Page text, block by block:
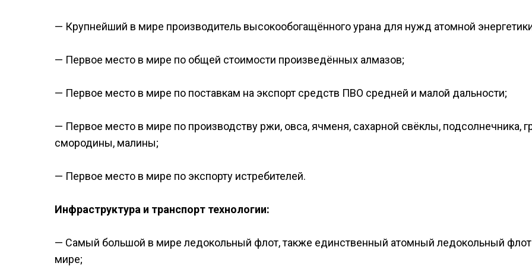
— Крупнейший в мире производитель высокообогащённого урана для нужд атомной
— Первое место в мире по общей стоимости произведённых алмазов;
— Первое место в мире по поставкам на экспорт средств ПВО средней и малой дальности;
— Первое место в мире по производству ржи, овса, ячменя, сахарной свёклы, подсолнечника,
смородины, малины;
— Первое место в мире по экспорту истребителей.
Инфраструктура и транспорт технологии:
— Самый большой в мире ледокольный флот, также единственный атомный ледокольный
мире;